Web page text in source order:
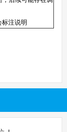
标注说明